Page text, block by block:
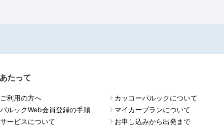
たって
利用の方へ
ルックWeb会員登録の手順
ービスについて
カッコーパルックについて
マイカープランについて
お申し込みから出発まで